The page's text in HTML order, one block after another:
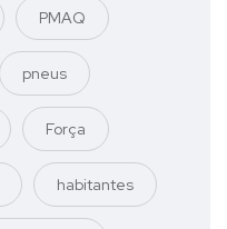
PMAQ
pneus
Força
habitantes